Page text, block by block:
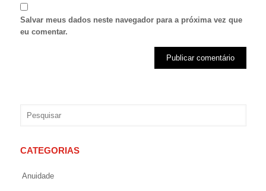
Salvar meus dados neste navegador para a próxima vez que
eu comentar.
CATEGORIAS
Anuidade